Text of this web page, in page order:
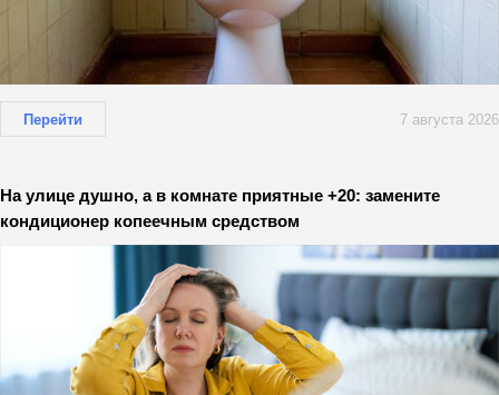
Перейти 7 августа 2026
На улице душно, а в комнате приятные +20: замените
кондиционер копеечным средством